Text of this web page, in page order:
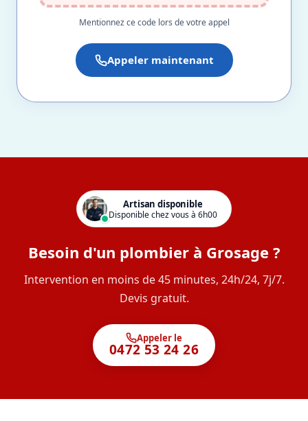
Mentionnez ce code lors de votre appel
Appeler maintenant
Artisan disponible
Disponible chez vous à 6h00
Besoin d'un plombier à Grosage ?
Intervention en moins de 45 minutes, 24h/24, 7j/7.
Devis gratuit.
Appeler le
0472 53 24 26